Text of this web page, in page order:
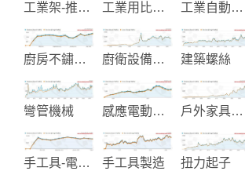
工業架-推車和儲存設備 工業用比流器-比壓器-變壓器 工業自動化-電氣設備製造
廚房不鏽鋼龍頭製造 廚衛設備製造 建築螺絲
彎管機械 感應電動機-馬達 戶外家具和活動帳篷製造
手工具-電動工具-木工機械 手工具製造 扭力起子